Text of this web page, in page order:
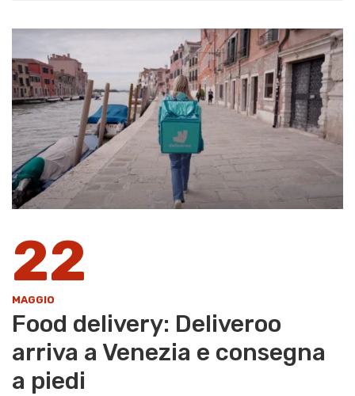
22
MAGGIO
Food delivery: Deliveroo
arriva a Venezia e consegna
a piedi